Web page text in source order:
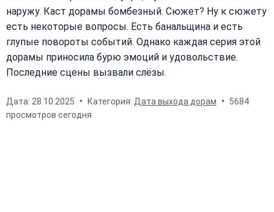
наружу. Каст дорамы бомбезный. Сюжет? Ну к сюжету
есть некоторые вопросы. Есть банальщина и есть
глупые повороты событий. Однако каждая серия этой
дорамы приносила бурю эмоций и удовольствие.
Последние сцены вызвали слёзы.
Дата: 28.10.2025 Категория: Дата выхода дорам
5684
просмотров сегодня